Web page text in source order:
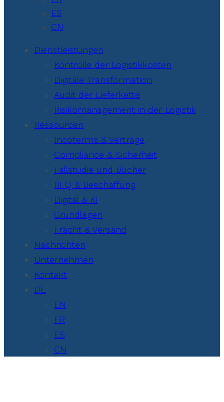
ES
CN
Dienstleistungen
Kontrolle der Logistikkosten
Digitale Transformation
Audit der Lieferkette
Risikomanagement in der Logistik
Ressourcen
Incoterms & Verträge
Compliance & Sicherheit
Fallstudie und Bücher
RFQ & Beschaffung
Digital & KI
Grundlagen
Fracht & Versand
Nachrichten
Unternehmen
Kontakt
DE
EN
FR
ES
CN